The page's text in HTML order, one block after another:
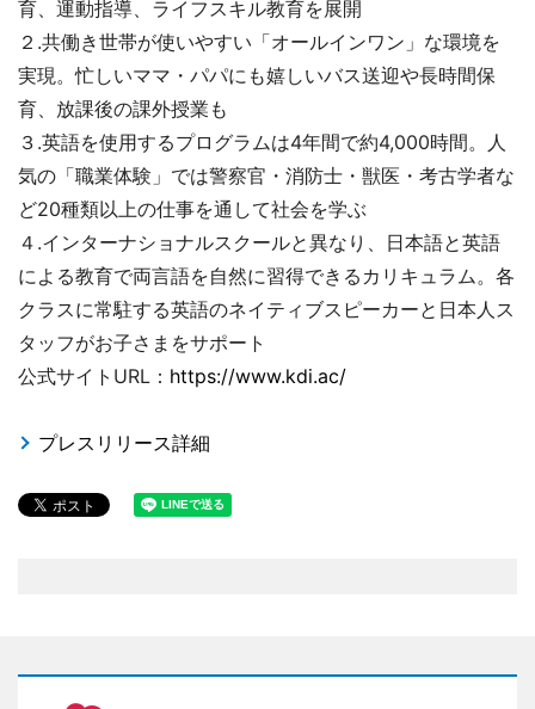
育、運動指導、ライフスキル教育を展開
２.共働き世帯が使いやすい「オールインワン」な環境を
実現。忙しいママ・パパにも嬉しいバス送迎や長時間保
育、放課後の課外授業も
３.英語を使用するプログラムは4年間で約4,000時間。人
気の「職業体験」では警察官・消防士・獣医・考古学者な
ど20種類以上の仕事を通して社会を学ぶ
４.インターナショナルスクールと異なり、日本語と英語
による教育で両言語を自然に習得できるカリキュラム。各
クラスに常駐する英語のネイティブスピーカーと日本人ス
タッフがお子さまをサポート
公式サイトURL： https://www.kdi.ac/
プレスリリース詳細